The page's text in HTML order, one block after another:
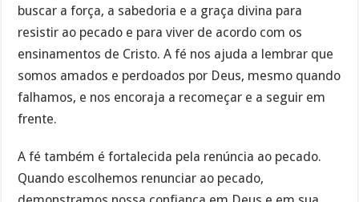
buscar a força, a sabedoria e a graça divina para
resistir ao pecado e para viver de acordo com os
ensinamentos de Cristo. A fé nos ajuda a lembrar que
somos amados e perdoados por Deus, mesmo quando
falhamos, e nos encoraja a recomeçar e a seguir em
frente.
A fé também é fortalecida pela renúncia ao pecado.
Quando escolhemos renunciar ao pecado,